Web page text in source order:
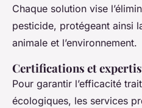
Chaque solution vise
pesticide, protégeant ainsi
animale et l’environnement.
Certifications et
Pour garantir l’efficacité
écologiques, les services